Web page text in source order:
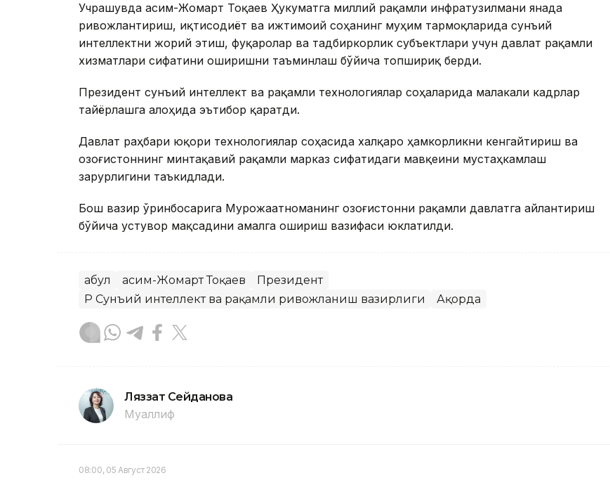
Учрашувда Қасим-Жомарт Тоқаев Ҳукуматга миллий рақамли инфратузилмани янада
ривожлантириш, иқтисодиёт ва ижтимоий соҳанинг муҳим тармоқларида сунъий
интеллектни жорий этиш, фуқаролар ва тадбиркорлик субъектлари учун давлат рақамли
хизматлари сифатини оширишни таъминлаш бўйича топшириқ берди.
Президент сунъий интеллект ва рақамли технологиялар соҳаларида малакали кадрлар
тайёрлашга алоҳида эътибор қаратди.
Давлат раҳбари юқори технологиялар соҳасида халқаро ҳамкорликни кенгайтириш ва
Қозоғистоннинг минтақавий рақамли марказ сифатидаги мавқеини мустаҳкамлаш
зарурлигини таъкидлади.
Бош вазир ўринбосарига Мурожаатноманинг Қозоғистонни рақамли давлатга айлантириш
бўйича устувор мақсадини амалга ошириш вазифаси юклатилди.
Қабул Қасим-Жомарт Тоқаев
Президент
ҚР Сунъий интеллект ва рақамли ривожланиш вазирлиги
Ақорда
Ляззат Сейданова
Муаллиф
08:00, 05 Август 2026